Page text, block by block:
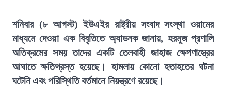
শনিবার (৮ আগস্ট) ইউএইর রাষ্ট্রীয় সংবাদ সংস্থা ওয়ামের
মাধ্যমে দেওয়া এক বিবৃতিতে অ্যাডনক জানায়, হরমুজ প্রণালি
অতিক্রমের সময় তাদের একটি তেলবাহী জাহাজ ক্ষেপণাস্ত্রের
আঘাতে ক্ষতিগ্রস্ত হয়েছে। হামলায় কোনো হতাহতের ঘটনা
ঘটেনি এবং পরিস্থিতি বর্তমানে নিয়ন্ত্রণে রয়েছে।